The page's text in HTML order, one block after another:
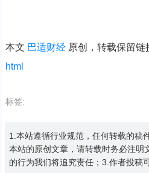
本文 巴适财经原创，转载保留链
html
标签:
1.本站遵循行业规范，任何转载的稿
本站的原创文章，请转载时务必注明
的行为我们将追究责任；3.作者投稿